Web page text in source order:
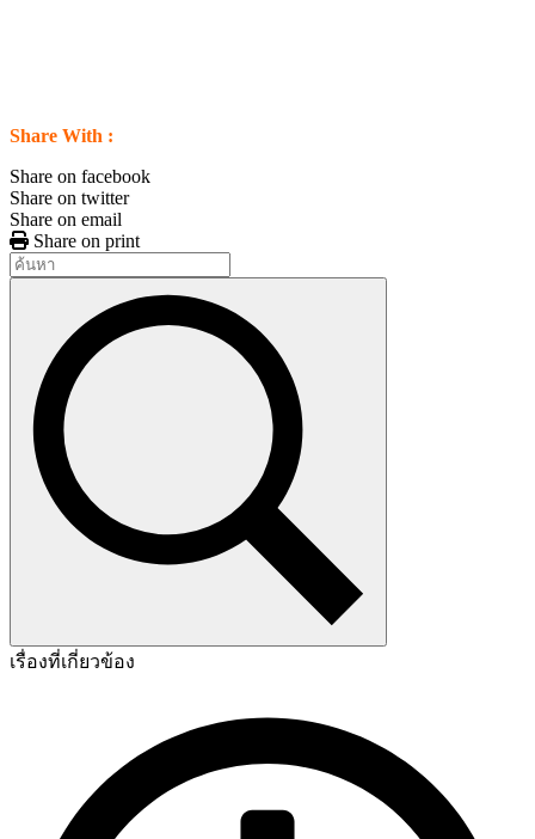
Share With :
Share on facebook
Share on twitter
Share on email
Share on print
เรื่องที่เกี่ยวข้อง